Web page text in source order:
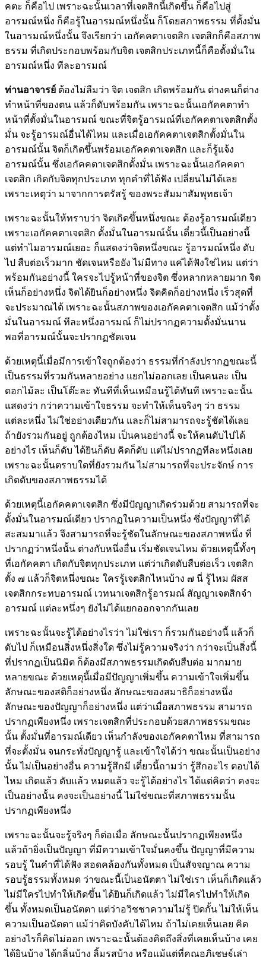
คตะ ก็คือไป เพราะฉะนั้นเวลาที่เจตสิกนี้เกิดขึ้น ก็คือไปสู่
อารมณ์หนึ่ง ก็คือรู้ในอารมณ์หนึ่งนั้น ก็โดยสภาพธรรม ที่ตั้งมั่น
ในอารมณ์หนึ่งนั้น จึงเรียกว่า เอกัคคตาเจตสิก เจตสิกก็คือสภาพ
ธรรม ที่เกิดประกอบพร้อมกับจิต เจตสิกประเภทนี้ก็คือตั้งมั่นใน
อารมณ์หนึ่ง ทีละอารมณ์
ท่านอาจารย์ ต้องไม่ลืมว่า จิต เจตสิก เกิดพร้อมกัน ต่างคนก็ต่าง
ทำหน้าที่ของตน แล้วก็ดับพร้อมกัน เพราะฉะนั้นเอกัคคตาทำ
หน้าที่ตั้งมั่นในอารมณ์ ขณะที่จิตรู้อารมณ์ที่เอกัคคตาเจตสิกตั้ง
มั่น จะรู้อารมณ์อื่นได้ไหม และเมื่อเอกัคคตาเจตสิกตั้งมั่นใน
อารมณ์นั้น จิตก็เกิดขึ้นพร้อมเอกัคคตาเจตสิก และก็รู้แจ้ง
อารมณ์นั้น ซึ่งเอกัคคตาเจตสิกตั้งมั่น เพราะฉะนั้นเอกัคคตา
เจตสิก เกิดกับจิตทุกประเภท ทุกคำที่ได้ฟัง เปลี่ยนไม่ได้เลย
เพราะเหตุว่า มาจากการตรัสรู้ ของพระสัมมาสัมพุทธเจ้า
เพราะฉะนั้นให้ทราบว่า จิตเกิดขึ้นหนึ่งขณะ ต้องรู้อารมณ์เดียว
เพราะเอกัคคตาเจตสิก ตั้งมั่นในอารมณ์นั้น เดี๋ยวนี้เป็นอย่างนี้
แต่ทำไมอารมณ์เยอะ ก็แสดงว่าจิตหนึ่งขณะ รู้อารมณ์หนึ่ง ดับ
ไป สืบต่อเร็วมาก ชัดเจนหรือยัง ไม่มีทาง แค่ได้ฟังใช่ไหม แต่ว่า
พร้อมกันอย่างนี้ ใครจะไปรู้หน้าที่ของจิต ซึ่งหลากหลายมาก จิต
เห็นก็อย่างหนึ่ง จิตได้ยินก็อย่างหนึ่ง จิตคิดก็อย่างหนึ่ง เร็วสุดที่
จะประมาณได้ เพราะฉะนั้นสภาพของเอกัคคตาเจตสิก แม้ว่าตั้ง
มั่นในอารมณ์ ทีละหนึ่งอารมณ์ ก็ไม่ปรากฏความตั้งมั่นนาน
พอที่อารมณ์นั้นจะปรากฏชัดเจน
ด้วยเหตุนี้เมื่อมีการเข้าใจถูกต้องว่า ธรรมที่กำลังปรากฏขณะนี้
เป็นธรรมที่รวมกันหลายอย่าง แยกไม่ออกเลย เป็นคนละ เป็น
ดอกไม้ละ เป็นโต๊ะละ ทันทีที่เห็นเหมือนรู้ได้ทันที เพราะฉะนั้น
แสดงว่า กว่าความเข้าใจธรรม จะทำให้เห็นจริงๆ ว่า ธรรม
แต่ละหนึ่ง ไม่ใช่อย่างเดียวกัน และก็ไม่สามารถจะรู้ชัดได้เลย
ถ้ายังรวมกันอยู่ ถูกต้องไหม เป็นคนอย่างนี้ จะให้คนดับไปได้
อย่างไร เห็นก็ดับ ได้ยินก็ดับ คิดก็ดับ แต่ไม่ปรากฏทีละหนึ่งเลย
เพราะฉะนั้นตราบใดที่ยังรวมกัน ไม่สามารถที่จะประจักษ์ การ
เกิดดับของสภาพธรรมได้
ด้วยเหตุนี้เอกัคคตาเจตสิก ซึ่งมีปัญญาเกิดร่วมด้วย สามารถที่จะ
ตั้งมั่นในอารมณ์เดียว ปรากฏในความเป็นหนึ่ง ซึ่งปัญญาที่ได้
สะสมมาแล้ว จึงสามารถที่จะรู้ชัดในลักษณะของสภาพหนึ่ง ที่
ปรากฏว่าหนึ่งนั้น ต่างกับหนึ่งอื่น เริ่มชัดเจนไหม ด้วยเหตุนี้ทั้งๆ
ที่เอกัคคตา เกิดกับจิตทุกประเภท แต่ว่าเกิดดับสืบต่อเร็ว เจตสิก
ตั้ง ๗ แล้วก็จิตหนึ่งขณะ ใครรู้เจตสิกไหนบ้าง ๗ นี่ รู้ไหม ผัสส
เจตสิกกระทบอารมณ์ เวทนาเจตสิกรู้อารมณ์ สัญญาเจตสิกจำ
อารมณ์ แต่ละหนึ่งๆ ยังไม่ได้แยกออกจากกันเลย
เพราะฉะนั้นจะรู้ได้อย่างไรว่า ไม่ใช่เรา ก็รวมกันอย่างนี้ แล้วก็
ดับไป ก็เหมือนสิ่งหนึ่งสิ่งใด ซึ่งไม่รู้ความจริงว่า กว่าจะเป็นสิ่งนี้
ที่ปรากฏเป็นนิมิต ก็ต้องมีสภาพธรรมเกิดดับสืบต่อ มากมาย
หลายขณะ ด้วยเหตุนี้เมื่อมีปัญญาเพิ่มขึ้น ความเข้าใจเพิ่มขึ้น
ลักษณะของสติก็อย่างหนึ่ง ลักษณะของสมาธิก็อย่างหนึ่ง
ลักษณะของปัญญาก็อย่างหนึ่ง แต่ว่าเมื่อสภาพธรรม สามารถ
ปรากฏเพียงหนึ่ง เพราะเจตสิกที่ประกอบด้วยสภาพธรรมขณะ
นั้น ตั้งมั่นที่อารมณ์เดียว เห็นกำลังของเอกัคคตาไหม ที่สามารถ
ที่จะตั้งมั่น จนกระทั่งปัญญารู้ และเข้าใจได้ว่า ขณะนั้นเป็นอย่าง
นั้น ไม่เป็นอย่างอื่น ความรู้สึกมี เดี๋ยวนี้ถามว่า รู้สึกอะไร ตอบได้
ไหม เกิดแล้ว ดับแล้ว หมดแล้ว จะรู้ได้อย่างไร ได้แต่คิดว่า คงจะ
เป็นอย่างนั้น คงจะเป็นอย่างนี้ ไม่ใช่ขณะที่สภาพธรรมนั้น
ปรากฏเพียงหนึ่ง
เพราะฉะนั้นจะรู้จริงๆ ก็ต่อเมื่อ ลักษณะนั้นปรากฏเพียงหนึ่ง
แล้วถ้ายิ่งเป็นปัญญา ที่มีความเข้าใจมั่นคงขึ้น ปัญญาที่มีความ
รอบรู้ ในคำที่ได้ฟัง สอดคล้องกันทั้งหมด เป็นสัจจญาณ ความ
รอบรู้ธรรมทั้งหมด ว่าขณะนี้เป็นอนัตตา ไม่ใช่เรา เห็นก็เกิดแล้ว
ไม่มีใครไปทำให้เกิดขึ้น ได้ยินก็เกิดแล้ว ไม่มีใครไปทำให้เกิด
ขึ้น ทั้งหมดเป็นอนัตตา แต่ว่าอวิชชาความไม่รู้ ปิดกั้น ไม่ให้เห็น
ความเป็นอนัตตา แม้ว่าคิดบังคับได้ไหม ถ้าไม่เคยเห็นเลย คิด
อย่างไรก็คิดไม่ออก เพราะฉะนั้นต้องคิดถึงสิ่งที่เคยเห็นบ้าง เคย
ได้ยินบ้าง ได้กลิ่นบ้าง ลิ้มรสบ้าง หรือแม้แต่ที่คุณอภิเชษฐ์เล่า